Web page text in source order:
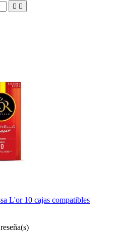
 
L'or 10 cajas compatibles
reseña(s)